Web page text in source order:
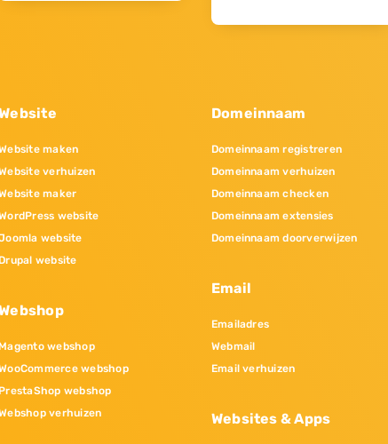
maken
verhuizen
maker
website
website
Drupal website
Magento webshop
webshop
PrestaShop webshop
verhuizen
Domeinnaam
Domeinnaam registreren
Domeinnaam verhuizen
Domeinnaam checken
Domeinnaam extensies
Domeinnaam doorverwijzen
Email
Emailadres
Webmail
Email verhuizen
Websites & Apps